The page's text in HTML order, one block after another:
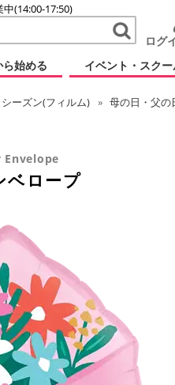
中(14:00-17:50)
ログ
ら始める イベント・スク
シーズン(フィルム) 母の日・父の
Envelope
ベロープ